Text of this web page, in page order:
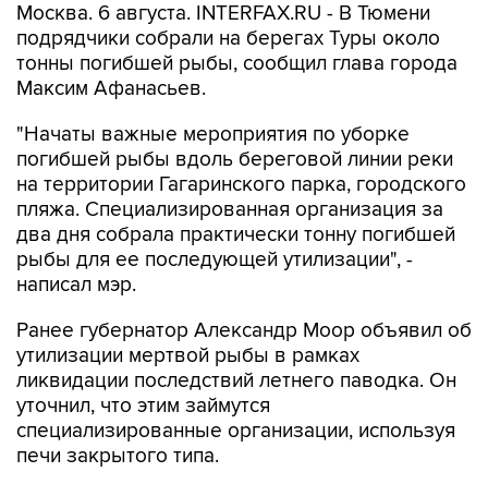
Москва. 6 августа. INTERFAX.RU - В Тюмени
подрядчики собрали на берегах Туры около
тонны погибшей рыбы, сообщил глава города
Максим Афанасьев.
"Начаты важные мероприятия по уборке
погибшей рыбы вдоль береговой линии реки
на территории Гагаринского парка, городского
пляжа. Специализированная организация за
два дня собрала практически тонну погибшей
рыбы для ее последующей утилизации", -
написал мэр.
Ранее губернатор Александр Моор объявил об
утилизации мертвой рыбы в рамках
ликвидации последствий летнего паводка. Он
уточнил, что этим займутся
специализированные организации, используя
печи закрытого типа.